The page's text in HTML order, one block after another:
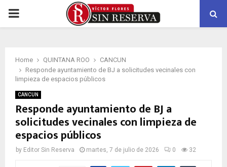
PRIMARY
Home QUINTANA ROO
CANCUN
Responde ayuntamiento de BJ a solicitudes vecinales con
limpieza de espacios públicos
CANCUN
Responde ayuntamiento de BJ a
solicitudes vecinales con limpieza de
espacios públicos
by Editor Sin Reserva martes, 7 de julio de 2026 0 32